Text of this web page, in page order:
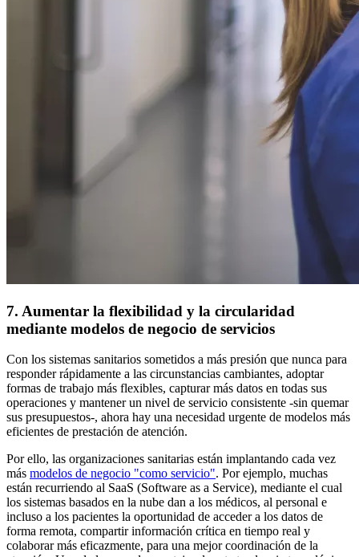
7. Aumentar la flexibilidad y la circularidad
mediante modelos de negocio de servicios
Con los sistemas sanitarios sometidos a más presión que nunca para
responder rápidamente a las circunstancias cambiantes, adoptar
formas de trabajo más flexibles, capturar más datos en todas sus
operaciones y mantener un nivel de servicio consistente -sin quemar
sus presupuestos-, ahora hay una necesidad urgente de modelos más
eficientes de prestación de atención.
Por ello, las organizaciones sanitarias están implantando cada vez
más modelos de negocio "como servicio". Por ejemplo, muchas
están recurriendo al SaaS (Software as a Service), mediante el cual
los sistemas basados en la nube dan a los médicos, al personal e
incluso a los pacientes la oportunidad de acceder a los datos de
forma remota, compartir información crítica en tiempo real y
colaborar más eficazmente, para una mejor coordinación de la